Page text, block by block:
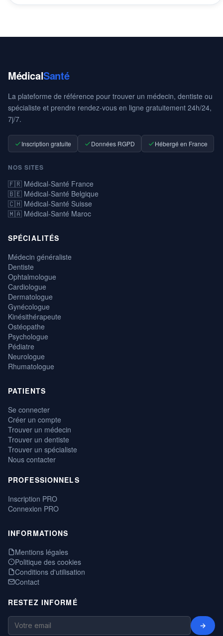
MédicalSanté
La plateforme de référence pour trouver un médecin, dentiste ou
spécialiste et prendre rendez-vous en ligne gratuitement 24h/24,
7j/7.
Inscription gratuite Données RGPD Hébergé en France
NOS SITES
🇫🇷 Médical-Santé France
🇧🇪 Médical-Santé Belgique
🇨🇭 Médical-Santé Suisse
🇲🇦 Médical-Santé Maroc
SPÉCIALITÉS
Médecin généraliste
Dentiste
Ophtalmologue
Cardiologue
Dermatologue
Gynécologue
Kinésithérapeute
Ostéopathe
Psychologue
Pédiatre
Neurologue
Rhumatologue
PATIENTS
Se connecter
Créer un compte
Trouver un médecin
Trouver un dentiste
Trouver un spécialiste
Nous contacter
PROFESSIONNELS
Inscription PRO
Connexion PRO
INFORMATIONS
Mentions légales
Politique des cookies
Conditions d'utilisation
Contact
RESTEZ INFORMÉ
→